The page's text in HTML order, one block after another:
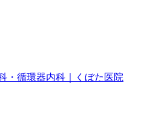
・循環器内科｜くぼた医院